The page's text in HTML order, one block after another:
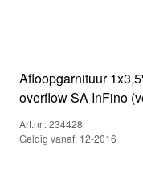
Afloopgarnituur
overflow SA InFino
Art.nr.: 234428
Geldig vanaf: 12-2016